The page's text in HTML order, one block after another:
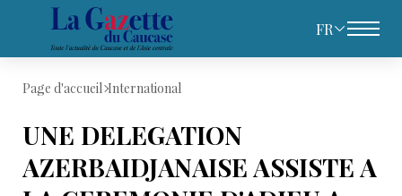
FR
Page d'accueil International
UNE DELEGATION
AZERBAIDJANAISE ASSISTE A